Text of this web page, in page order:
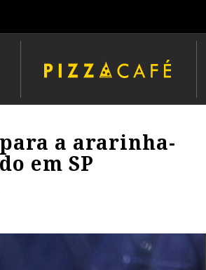
a ararinha-
em SP